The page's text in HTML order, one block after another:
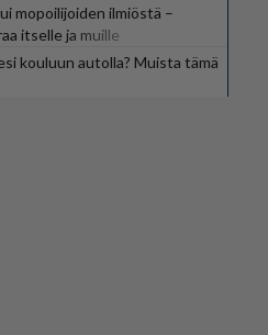
mopoilijoiden ilmiöstä –
itselle ja muille
kouluun autolla? Muista tämä